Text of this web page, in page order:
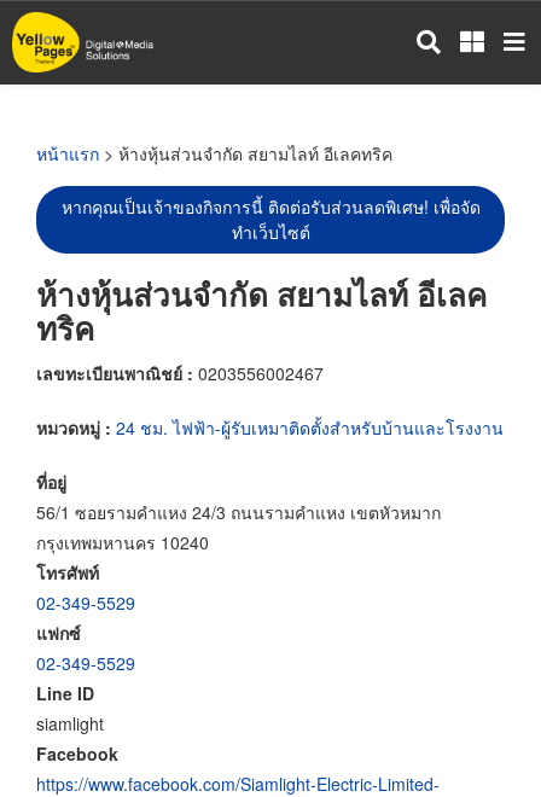
ข้าม
ไป
หน้าแรก > ห้างหุ้นส่วนจำกัด สยามไลท์ อีเลคทริค
หากคุณเป็นเจ้าของกิจการนี้ ติดต่อรับส่วนลดพิเศษ! เพื่อจัด
ทำเว็บไซต์
ห้างหุ้นส่วนจำกัด สยามไลท์ อีเลค
ทริค
เลขทะเบียนพาณิชย์ : 0203556002467
หมวดหมู่ : 24 ชม. ไฟฟ้า-ผู้รับเหมาติดตั้งสำหรับบ้านและโรงงาน
ที่อยู่
56/1 ซอยรามคำแหง 24/3 ถนนรามคำแหง เขตหัวหมาก
กรุงเทพมหานคร 10240
โทรศัพท์
02-349-5529
แฟกซ์
02-349-5529
Line ID
siamlight
Facebook
https://www.facebook.com/Siamlight-Electric-Limited-